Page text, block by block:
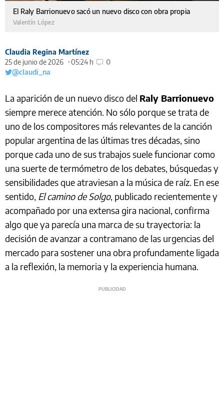
El Raly Barrionuevo sacó un nuevo disco con obra propia
Valentín López
Claudia Regina Martínez
25 de junio de 2026
05:24 h
0
@claudi_na
La aparición de un nuevo disco del Raly Barrionuevo
siempre merece atención. No sólo porque se trata de
uno de los compositores más relevantes de la canción
popular argentina de las últimas tres décadas, sino
porque cada uno de sus trabajos suele funcionar como
una suerte de termómetro de los debates, búsquedas y
sensibilidades que atraviesan a la música de raíz. En ese
sentido, El camino de Solgo, publicado recientemente y
acompañado por una extensa gira nacional, confirma
algo que ya parecía una marca de su trayectoria: la
decisión de avanzar a contramano de las urgencias del
mercado para sostener una obra profundamente ligada
a la reflexión, la memoria y la experiencia humana.